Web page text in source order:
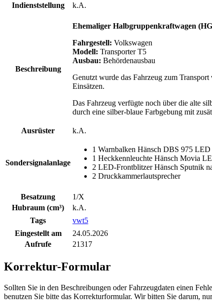
Indienststellung
k.A.
Beschreibung
Ehemaliger Halbgruppenkraftwagen
Fahrgestell: Volkswagen
Modell: Transporter T5
Ausbau: Behördenausbau
Genutzt wurde das Fahrzeug zum
Einsätzen.
Das Fahrzeug verfügte noch über die alte
durch eine silber-blaue Farbgebung mit
Ausrüster k.A.
Sondersignalanlage
1 Warnbalken Hänsch DBS 975 LED
1 Heckkennleuchte Hänsch Movia
2 LED-Frontblitzer Hänsch Sputnik
2 Druckkammerlautsprecher
Besatzung 1/X
Hubraum (cm³)
k.A.
Tags
vwt5
Eingestellt am
24.05.2026
Aufrufe
21317
Korrektur-Formular
Sollten Sie in den Beschreibungen oder Fahrzeugdaten einen
benutzen Sie bitte das Korrekturformular. Wir bitten Sie darum,